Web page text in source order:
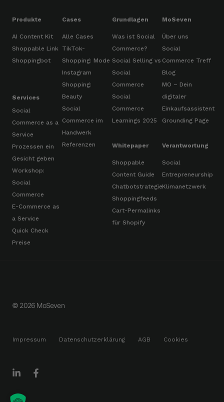
Produkte
AI Content Kit
Shoppable Link
Shoppingbot
Services
Social
Commerce as a
Service
Prozessen ein
Gesicht geben
Workshop:
Social
Commerce
E-Commerce as
a Service
Quick Check
Preise
Cases
Alle Cases
TikTok-
Shopping: Mode
Instagram
Shopping:
Beauty
Social
Commerce im
Handwerk
Referenzen
Grundlagen
Was ist Social
Commerce?
Social Selling vs
Social
Commerce
Social
Commerce
Learnings 2025
Whitepaper
Shoppable
Content Guide
Chatbotstrategie
Shoppingfeeds
Cart-Permalinks
für Shopify
MoSeven
Über uns
Social
Commerce Treff
Blog
MO – Dein
digitaler
Einkaufsassistent
Grounding Page
Verantwortung
Social
Entrepreneurship
Klimanetzwerk
© 2026 MoSeven
Impressum Datenschutzerklärung AGB Cookies